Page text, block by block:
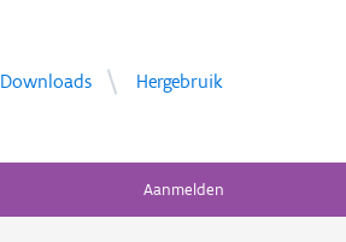
Downloads Hergebruik
Aanmelden